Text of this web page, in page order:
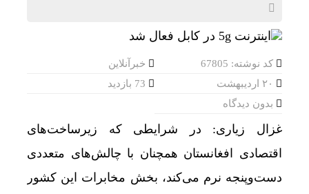
کد نوشته: 67805
خبرآنلاین
بدون دیدگاه
غزال زیاری: در شرایطی که زیرساخت‌های
اقتصادی افغانستان همچنان با چالش‌های متعددی
دست‌وپنجه نرم می‌کند، بخش مخابرات این کشور